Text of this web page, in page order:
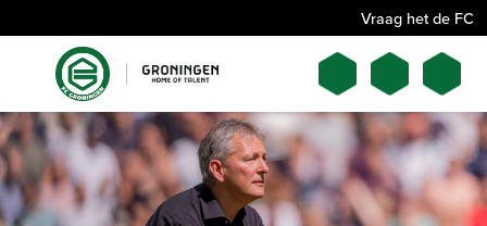
Vraag het de FC